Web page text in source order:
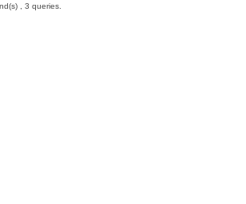
, 3 queries.